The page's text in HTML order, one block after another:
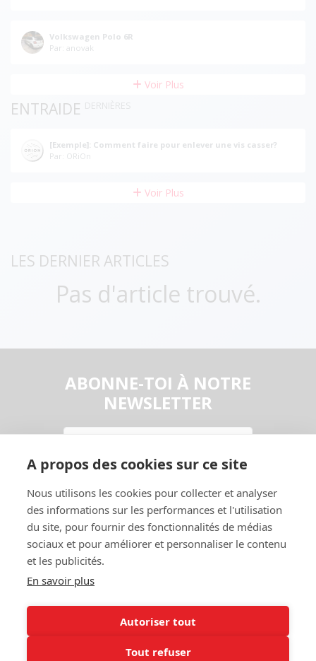
Volkswagen Polo 6R
Par: anovak
Voir Plus
ENTRAIDE
[Exemple]: Comment faire pour enlever une vis casser?
Par: ORiOn
Voir Plus
LES DERNIER ARTICLES
Pas d'article trouvé.
ABONNE-TOI À NOTRE
NEWSLETTER
En continuant, vous acceptez la
S'abonner
A propos des cookies sur ce site
Nous utilisons les cookies pour collecter et analyser
des informations sur les performances et l'utilisation
du site, pour fournir des fonctionnalités de médias
sociaux et pour améliorer et personnaliser le contenu
et les publicités.
En savoir plus
Autoriser tout
Tout refuser